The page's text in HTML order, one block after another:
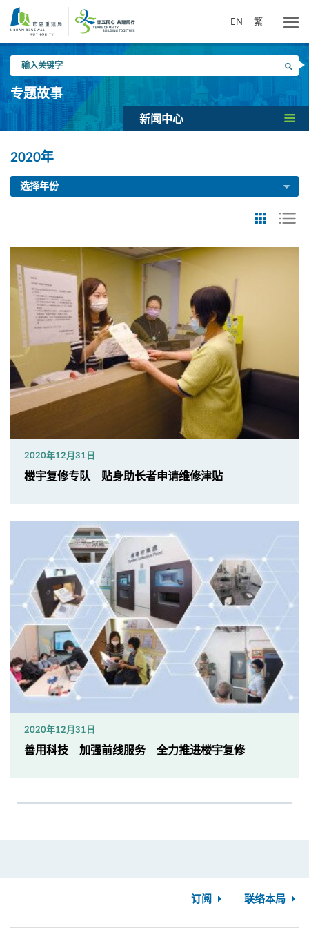
要
EN 繁
入
关
键
搜寻
专题故事
新闻中心
2020年
选择年份
2020年12月31日
楼宇复修专队 贴身助长者申请维修津贴
2020年12月31日
善用科技 加强前线服务 全力推进楼宇复修
订阅 联络本局